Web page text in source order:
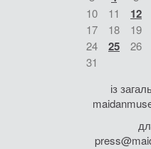
10
11 12
17
18 19
24
25 26
31
із